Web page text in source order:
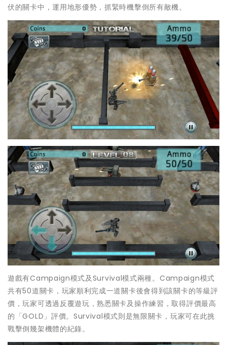
伏的關卡中，運用地形優勢，抓緊時機擊倒所有敵機。
遊戲有Campaign模式及Survival模式兩種。Campaign模式
共有50道關卡，玩家順利完成一道關卡後會得到該關卡的等級評
價，玩家可透過反覆遊玩，熟悉關卡及操作練習，取得評價最高
的「GOLD」評價。Survival模式則是無限關卡，玩家可在此挑
戰擊倒幾架機體的紀錄。